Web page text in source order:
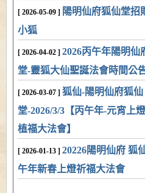
[ 2026-05-09 ] 陽明仙府狐仙堂招
小狐
[ 2026-04-02 ] 2026丙午年陽明仙
堂-靈狐大仙聖誕法會時間公
[ 2026-03-07 ] 狐仙-陽明仙府狐仙
堂-2026/3/3【丙午年-元宵上
植福大法會】
[ 2026-01-13 ] 20226陽明仙府 狐
午年新春上燈祈福大法會